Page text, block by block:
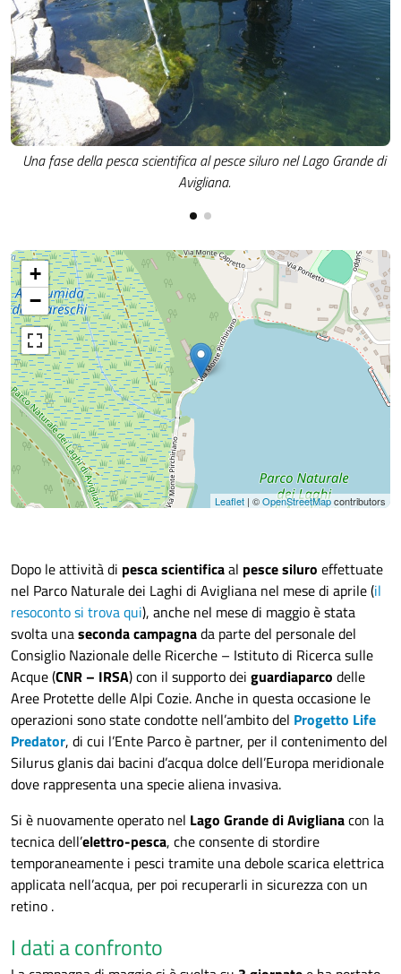
Una fase della pesca scientifica al pesce siluro nel Lago Grande di
Avigliana.
+
−
Leaflet| ©OpenStreetMapcontributors
Dopo le attività di pesca scientificaal pesce siluro effettuate
nel Parco Naturale dei Laghi di Avigliana nel mese di aprile (il
resoconto si trova qui), anche nel mese di maggio è stata
svolta unaseconda campagnada parte del personale del
Consiglio Nazionale delle Ricerche – Istituto di Ricerca sulle
Acque (CNR – IRSA) con il supporto dei guardiaparco delle
Aree Protette delle Alpi Cozie. Anche in questa occasione le
operazioni sono state condotte nell’ambito del Progetto Life
Predator, di cui l’Ente Parco è partner, per il contenimento del
Silurus glanis dai bacini d’acqua dolce dell’Europa meridionale
dove rappresenta una specie aliena invasiva.
Si è nuovamente operato nel Lago Grande di Aviglianacon la
tecnica dell’elettro-pesca, che consente di stordire
temporaneamente i pesci tramite una debole scarica elettrica
applicata nell’acqua, per poi recuperarli in sicurezza con un
retino .
I dati a confronto